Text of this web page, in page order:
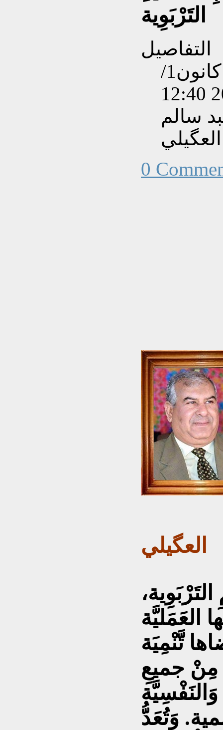
التَرْبَوِية
التفاصيل
تم إنشاءه بتاريخ الثلاثاء, 27 كانون1/
سالم
العگيلي
0
العگيلي
العَمَليَّة
تَّنْمِيَة
مِنْ جميعِ
وَالنَفْسِيَّة
وَتُعَدُّ